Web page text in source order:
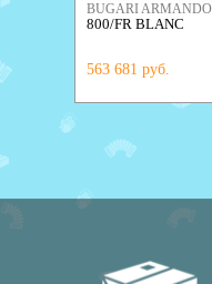
BUGARI ARMANDO
800/FR BLANC
563 681 руб.